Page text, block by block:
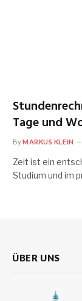
Tage und
ByMARKUS KLEIN
Zeit ist ein
Studium und im
ÜBER UNS